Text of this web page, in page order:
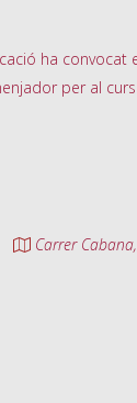
ha convocat
per al
Carrer